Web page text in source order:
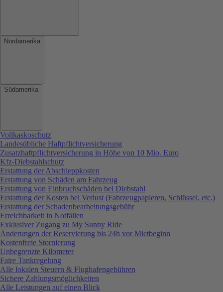
Nordamerika
Südamerika
Vollkaskoschutz
Landesübliche Haftpflichtversicherung
Zusatzhaftpflichtversicherung in Höhe von 10 Mio. Euro
Kfz-Diebstahlschutz
Erstattung der Abschleppkosten
Erstattung von Schäden am Fahrzeug
Erstattung von Einbruchschäden bei Diebstahl
Erstattung der Kosten bei Verlust (Fahrzeugpapieren, Schlüssel, etc.)
Erstattung der Schadenbearbeitungsgebühr
Erreichbarkeit in Notfällen
Exklusiver Zugang zu My Sunny Ride
Änderungen der Reservierung bis 24h vor Mietbeginn
Kostenfreie Stornierung
Unbegrenzte Kilometer
Faire Tankregelung
Alle lokalen Steuern & Flughafengebühren
Sichere Zahlungsmöglichkeiten
Alle Leistungen auf einen Blick